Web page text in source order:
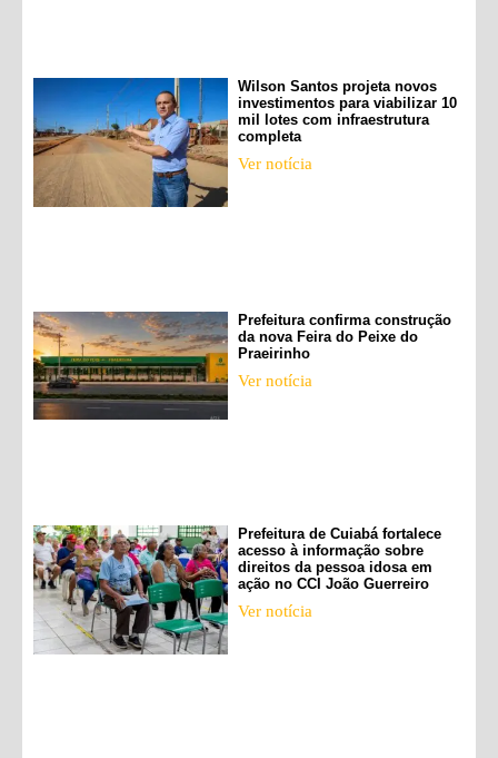
Wilson Santos projeta novos
investimentos para viabilizar 10
mil lotes com infraestrutura
completa
Ver notícia
Prefeitura confirma construção
da nova Feira do Peixe do
Praeirinho
Ver notícia
Prefeitura de Cuiabá fortalece
acesso à informação sobre
direitos da pessoa idosa em
ação no CCI João Guerreiro
Ver notícia